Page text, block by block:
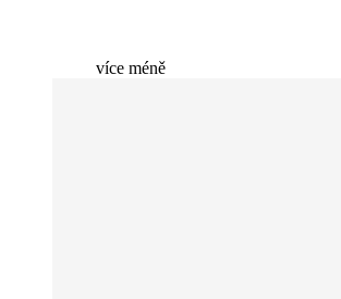
více méně